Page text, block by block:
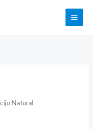
Natural